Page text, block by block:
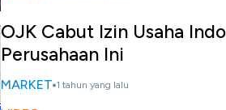
OJK Cabut Izin Usaha
Perusahaan Ini
MARKET 1 tahun yang lalu